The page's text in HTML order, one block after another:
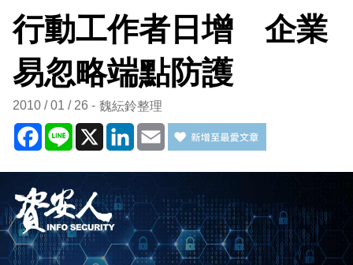
行動工作者日增 企業
易忽略端點防護
2010 / 01 / 26 魏紜鈴整理
Facebook
Line X LinkedIn
Email